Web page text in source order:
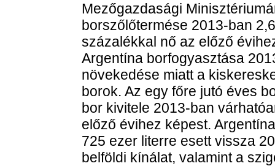
Mezőgazdasági
borszőlőtermése 2013-ban
százalékkal nő az előző
Argentína borfogyasztása
növekedése miatt a
borok. Az egy főre jutó éves
bor kivitele 2013-ban
előző évihez képest.
725 ezer literre esett vissza
belföldi kínálat, valamint a